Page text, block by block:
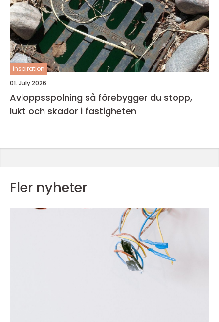
inspiration
01. July 2026
Avloppsspolning så förebygger du stopp,
lukt och skador i fastigheten
Fler nyheter